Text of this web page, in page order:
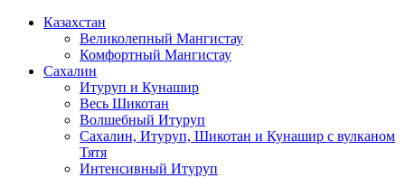
Казахстан
Великолепный Мангистау
Комфортный Мангистау
Сахалин
Итуруп и Кунашир
Весь Шикотан
Волшебный Итуруп
Сахалин, Итуруп, Шикотан и Кунашир с вулканом
Тятя
Интенсивный Итуруп